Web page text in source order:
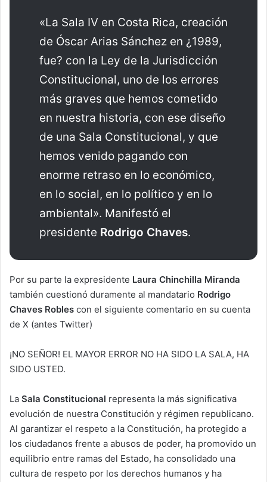
«La Sala IV en Costa Rica, creación
de Óscar Arias Sánchez en ¿1989,
fue? con la Ley de la Jurisdicción
Constitucional, uno de los errores
más graves que hemos cometido
en nuestra historia, con ese diseño
de una Sala Constitucional, y que
hemos venido pagando con
enorme retraso en lo económico,
en lo social, en lo político y en lo
ambiental». Manifestó el
presidente Rodrigo Chaves.
Por su parte la expresidente Laura Chinchilla Miranda
también cuestionó duramente al mandatario Rodrigo
Chaves Robles con el siguiente comentario en su cuenta
de X (antes Twitter)
¡NO SEÑOR! EL MAYOR ERROR NO HA SIDO LA SALA, HA
SIDO USTED.
La Sala Constitucional representa la más significativa
evolución de nuestra Constitución y régimen republicano.
Al garantizar el respeto a la Constitución, ha protegido a
los ciudadanos frente a abusos de poder, ha promovido un
equilibrio entre ramas del Estado, ha consolidado una
cultura de respeto por los derechos humanos y ha